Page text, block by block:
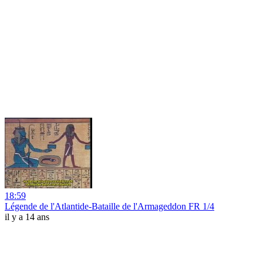
18:59
Légende de l'Atlantide-Bataille de l'Armageddon FR 1/4
il y a 14 ans